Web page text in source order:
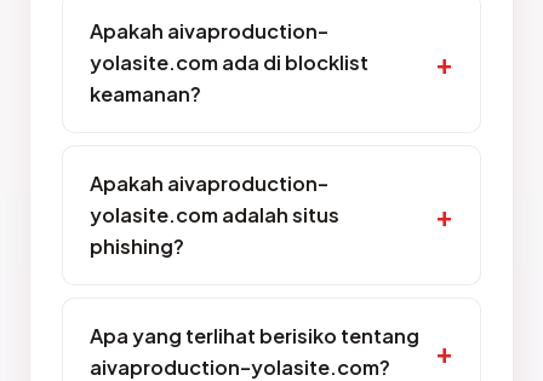
Apakah aivaproduction-
yolasite.com ada di blocklist
keamanan?
Apakah aivaproduction-
yolasite.com adalah situs
phishing?
Apa yang terlihat berisiko tentang
aivaproduction-yolasite.com?